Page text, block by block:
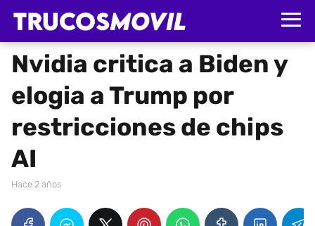
Nvidia critica a Biden y
elogia a Trump por
restricciones de chips
AI
hace 2 años